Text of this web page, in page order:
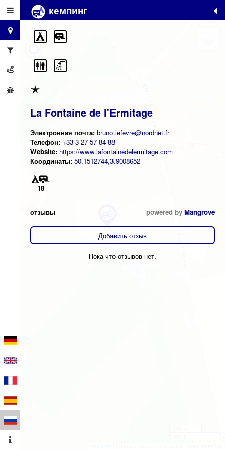
кемпинг
La Fontaine de l'Ermitage
Электронная почта: bruno.lefevre@nordnet.fr
Телефон: +33 3 27 57 84 88
Website: https://www.lafontainedelermitage.com
Координаты: 50.1512744,3.9008652
18
отзывы powered by Mangrove
Добавить отзыв
Пока что отзывов нет.
+
−